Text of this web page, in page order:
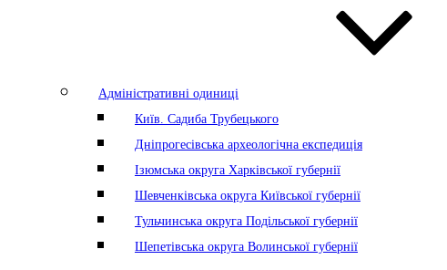
Адміністративні одиниці
Київ. Садиба Трубецького
Дніпрогесівська археологічна експедиція
Ізюмська округа Харківської губернії
Шевченківська округа Київської губернії
Тульчинська округа Подільської губернії
Шепетівська округа Волинської губернії